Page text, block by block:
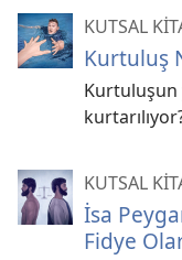
KUTSAL
Kurtuluş
Kurtuluşun
KUTSAL
İsa
Fidye